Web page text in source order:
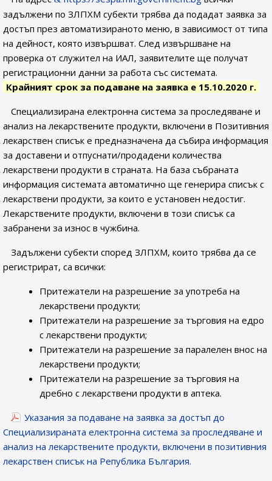
задължени по ЗЛПХМ субекти трябва да подадат заявка за
достъп през автоматизираното меню, в зависимост от типа
на дейност, която извършват. След извършване на
проверка от служител на ИАЛ, заявителите ще получат
регистрационни данни за работа със системата.
Крайният срок за подаване на заявка е 15.10.2020 г.
Специализирана електронна система за проследяване и
анализ на лекарствените продукти, включени в Позитивния
лекарствен списък е предназначена да събира информация
за доставени и отпуснати/продадени количества
лекарствени продукти в страната. На база събраната
информация системата автоматично ще генерира списък с
лекарствени продукти, за които е установен недостиг.
Лекарствените продукти, включени в този списък са
забранени за износ в чужбина.
Задължени субекти според ЗЛПХМ, които трябва да се
регистрират, са всички:
Притежатели на разрешение за употреба на
лекарствени продукти;
Притежатели на разрешение за търговия на едро
с лекарствени продукти;
Притежатели на разрешение за паралелен внос на
лекарствени продукти;
Притежатели на разрешение за търговия на
дребно с лекарствени продукти в аптека.
Указания за подаване на заявка за достъп до
Специализираната електронна система за проследяване и
анализ на лекарствените продукти, включени в позитивния
лекарствен списък на Република България.